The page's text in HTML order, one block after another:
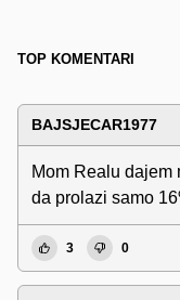
TOP KOMENTARI
BAJSJECAR1977
Mom Realu dajem
da prolazi samo
3 0